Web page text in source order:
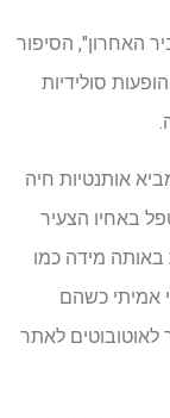
האחרון", הסיפור
סולידיות
אותנטיות חיה
באחיו הצעיר
באותה מידה כמו
אמיתי כשהם
לאתר